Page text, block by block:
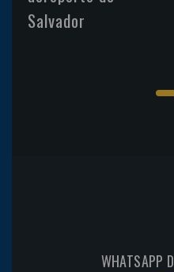
Salvador
WHATSAPP